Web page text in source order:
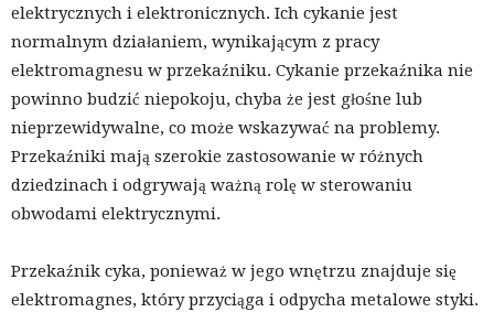
elektrycznych i elektronicznych. Ich cykanie jest
normalnym działaniem, wynikającym z pracy
elektromagnesu w przekaźniku. Cykanie przekaźnika nie
powinno budzić niepokoju, chyba że jest głośne lub
nieprzewidywalne, co może wskazywać na problemy.
Przekaźniki mają szerokie zastosowanie w różnych
dziedzinach i odgrywają ważną rolę w sterowaniu
obwodami elektrycznymi.
Przekaźnik cyka, ponieważ w jego wnętrzu znajduje się
elektromagnes, który przyciąga i odpycha metalowe styki.